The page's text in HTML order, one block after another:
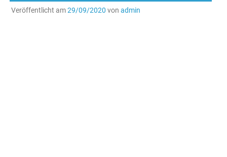
Veröffentlicht am29/09/2020 von admin